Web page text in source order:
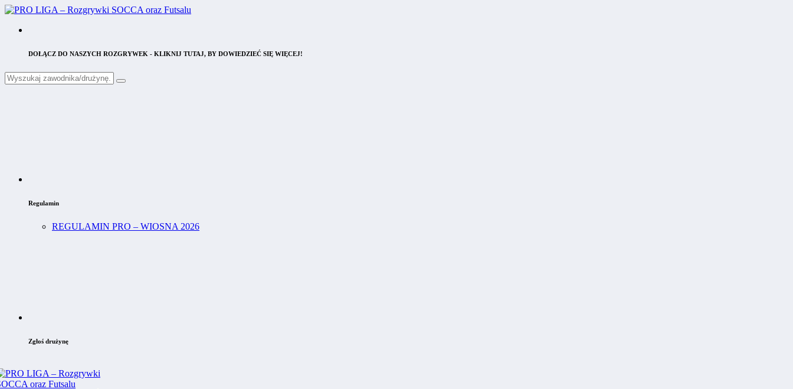
DOŁĄCZ DO NASZYCH ROZGRYWEK - KLIKNIJ TUTAJ, BY DOWIEDZIEĆ SIĘ WIĘCEJ!
Regulamin
REGULAMIN PRO – WIOSNA 2026
Zgłoś drużynę